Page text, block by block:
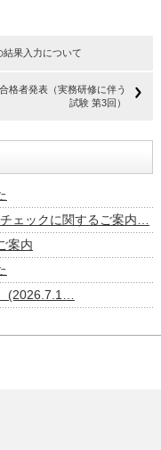
果入力について
格者発表（実務研修に伴う
試験 第3回）
ェックに関するご案内…
案内
(2026.7.1…